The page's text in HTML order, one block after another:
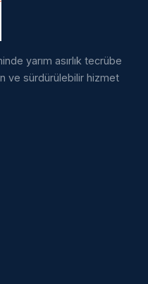
yarım asırlık tecrübe
ve sürdürülebilir hizmet